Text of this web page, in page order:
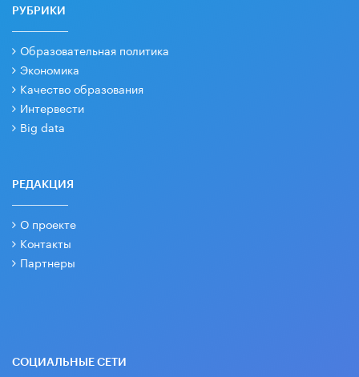
РУБРИКИ
Образовательная политика
Экономика
Качество образования
Интервести
Big data
РЕДАКЦИЯ
О проекте
Контакты
Партнеры
СОЦИАЛЬНЫЕ СЕТИ